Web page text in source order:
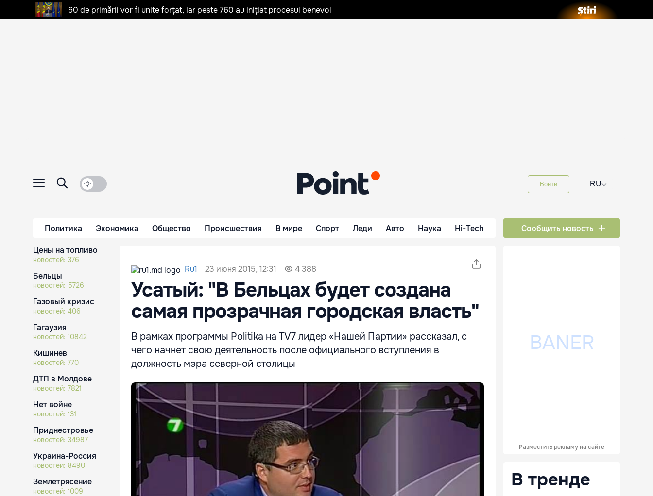
60 de primării vor fi unite forțat, iar peste 760 au inițiat procesul benevol
Войти RU⌵
Политика Экономика Общество Происшествия В мире Спорт Леди Авто Наука Hi-Tech Сообщить новость
Цены на топливо
новостей: 376
Бельцы
новостей: 5726
Газовый кризис
новостей: 406
Гагаузия
новостей: 10842
Кишинев
новостей: 770
ДТП в Молдове
новостей: 7821
Нет войне
новостей: 131
Приднестровье
новостей: 34987
Украина-Россия
новостей: 8490
Землетрясение
новостей: 1009
Ru1 23 июня 2015, 12:31 4 388
Усатый: "В Бельцах будет создана
самая прозрачная городская власть"
В рамках программы Politika на TV7 лидер «Нашей Партии» рассказал, с
чего начнет свою деятельность после официального вступления в
должность мэра северной столицы
Разместить рекламу на сайте
В тренде